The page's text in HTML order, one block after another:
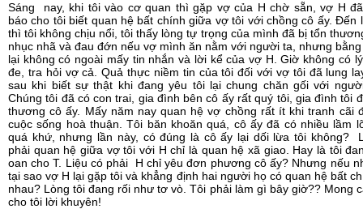
Sáng nay, khi tôi vào cơ quan thì gặp vợ của H chờ sẵn, vợ H
báo cho tôi biết quan hệ bất chính giữa vợ tôi với chồng cô ấy. Đến
thì tôi không chịu nổi, tôi thấy lòng tự trọng của mình đã bị tổn
nhục nhã và đau đớn nếu vợ mình ăn nằm với người ta, nhưng
lại không có ngoài mấy tin nhắn và lời kể của vợ H. Giờ không có
đe, tra hỏi vợ cả. Quả thực niềm tin của tôi đối với vợ tôi đã lung
sau khi biết sự thật khi đang yêu tôi lại chung chăn gối với
Chúng tôi đã có con trai, gia đình bên cô ấy rất quý tôi, gia đình tôi
thương cô ấy. Mấy năm nay quan hệ vợ chồng rất ít khi tranh cãi
cuộc sống hoà thuận. Tôi băn khoăn quá, cô ấy đã có nhiều lầm
quá khứ, nhưng lần này, có đúng là cô ấy lại dối lừa tôi không?
phải quan hệ giữa vợ tôi với H chỉ là quan hệ xã giao. Hay là tôi
oan cho T. Liệu có phải H chỉ yêu đơn phương cô ấy? Nhưng nếu
tại sao vợ H lại gặp tôi và khẳng định hai người họ có quan hệ bất
nhau? Lòng tôi đang rối như tơ vò. Tôi phải làm gì bây giờ?? Mong
cho tôi lời khuyên!